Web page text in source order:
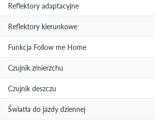
Reflektory adaptacyjne
Reflektory kierunkowe
Funkcja Follow me Home
Czujnik zmierzchu
Czujnik deszczu
Światła do jazdy dziennej